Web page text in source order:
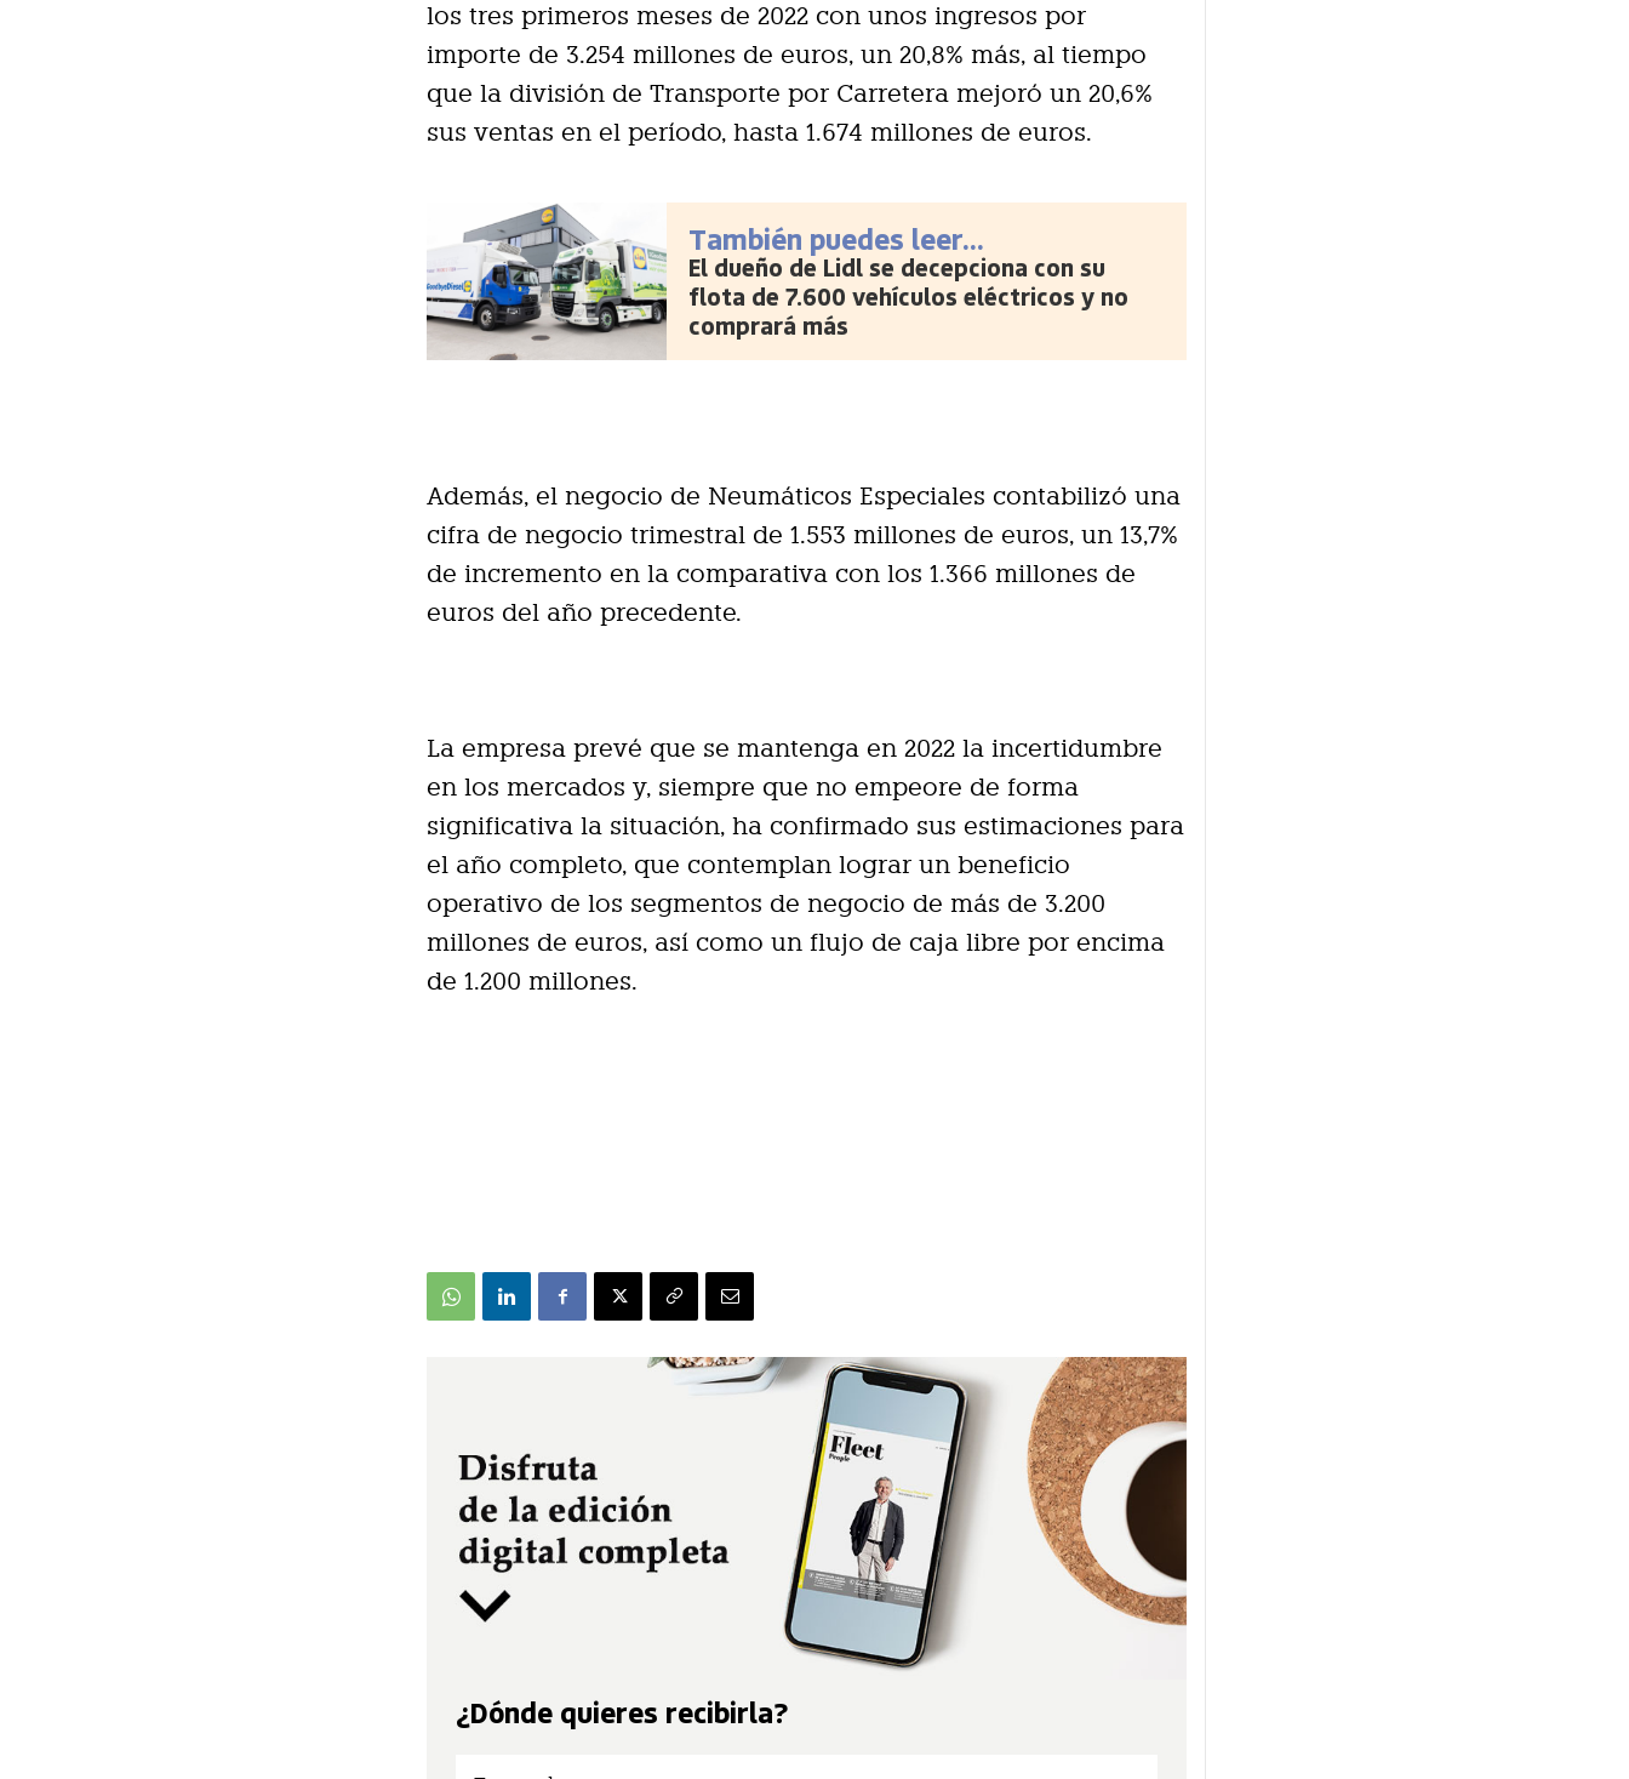
los tres primeros meses de 2022 con unos ingresos por
importe de 3.254 millones de euros, un 20,8% más, al tiempo
que la división de Transporte por Carretera mejoró un 20,6%
sus ventas en el período, hasta 1.674 millones de euros.
También puedes leer...
El dueño de Lidl se decepciona con su
flota de 7.600 vehículos eléctricos y no
comprará más
Además, el negocio de Neumáticos Especiales contabilizó una
cifra de negocio trimestral de 1.553 millones de euros, un 13,7%
de incremento en la comparativa con los 1.366 millones de
euros del año precedente.
La empresa prevé que se mantenga en 2022 la incertidumbre
en los mercados y, siempre que no empeore de forma
significativa la situación, ha confirmado sus estimaciones para
el año completo, que contemplan lograr un beneficio
operativo de los segmentos de negocio de más de 3.200
millones de euros, así como un flujo de caja libre por encima
de 1.200 millones.
¿Dónde quieres recibirla?